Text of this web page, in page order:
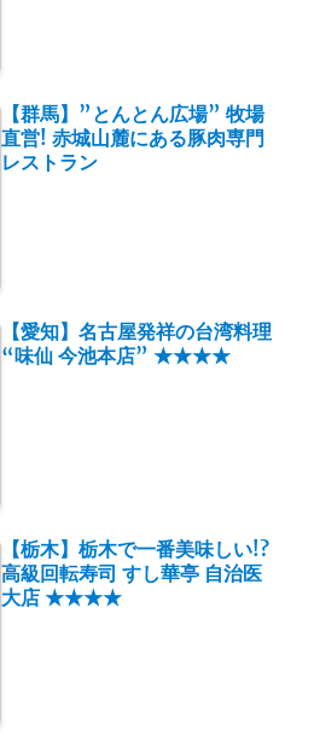
【群馬】”とんとん広場” 牧場
直営! 赤城山麓にある豚肉専門
レストラン
【愛知】名古屋発祥の台湾料理
“味仙 今池本店” ★★★★
【栃木】栃木で一番美味しい!?
高級回転寿司 すし華亭 自治医
大店 ★★★★